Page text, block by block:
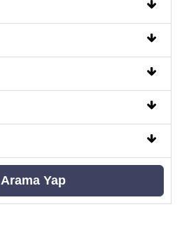
Arama Yap